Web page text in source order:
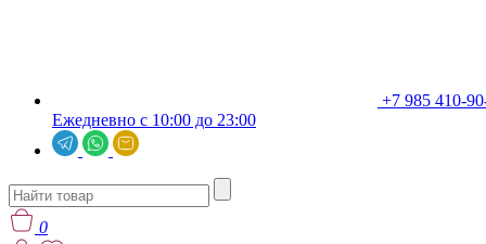
+7 985 410-
Ежедневно с 10:00 до 23:00
0